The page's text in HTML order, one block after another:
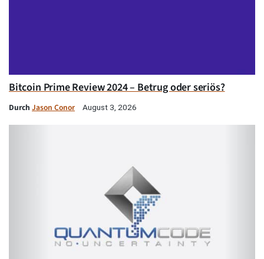
Bitcoin Prime Review 2024 – Betrug oder seriös?
Durch Jason Conor August 3, 2026